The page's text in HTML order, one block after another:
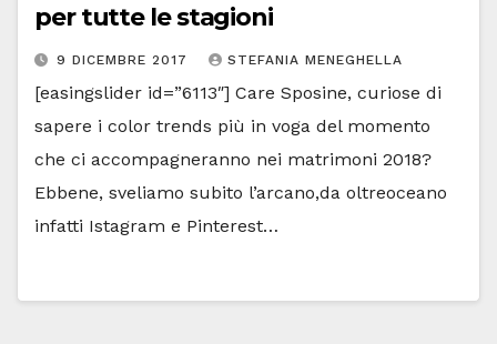
per tutte le stagioni
9 DICEMBRE 2017 STEFANIA MENEGHELLA
[easingslider id=”6113″] Care Sposine, curiose di
sapere i color trends più in voga del momento
che ci accompagneranno nei matrimoni 2018?
Ebbene, sveliamo subito l’arcano,da oltreoceano
infatti Istagram e Pinterest…